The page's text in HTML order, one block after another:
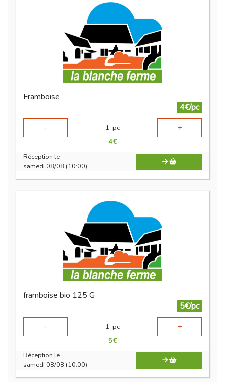
Framboise
4€/pc
-
1 pc +
4€
Réception le
samedi 08/08 (10:00)
framboise bio 125 G
5€/pc
-
1 pc +
5€
Réception le
samedi 08/08 (10:00)